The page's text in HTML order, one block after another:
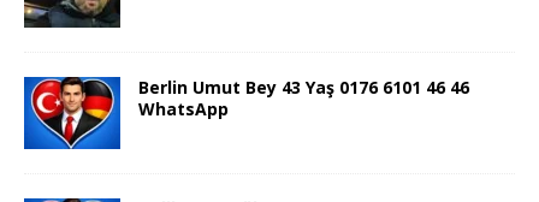
Berlin Umut Bey 43 Yaş 0176 6101 46 46
WhatsApp